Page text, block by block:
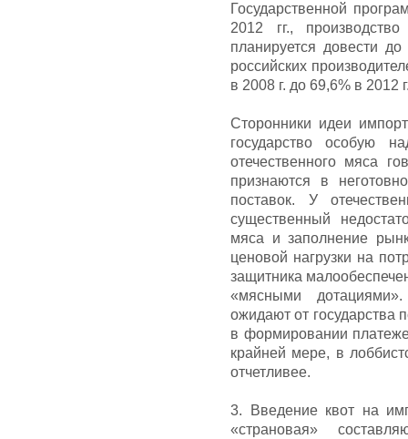
Государственной
2012 гг.,
планируется довести
российских
в 2008 г. до 69,6% в 2012
Сторонники идеи
государство особую
отечественного мяса
признаются в
поставок. У
существенный
мяса и заполнение
ценовой нагрузки на
защитника
«мясными
ожидают от государства
в формировании
крайней мере, в
отчетливее.
3. Введение квот на
«страновая»